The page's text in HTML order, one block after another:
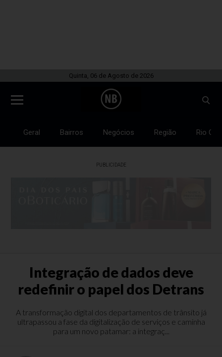
Quinta, 06 de Agosto de 2026
Geral Bairros Negócios Região Rio
PUBLICIDADE
Integração de dados deve
redefinir o papel dos Detrans
A transformação digital dos departamentos de trânsito já
ultrapassou a fase da digitalização de serviços e caminha
para um novo patamar: a integraç...